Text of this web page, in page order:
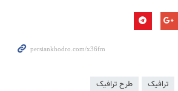
ترافیک طرح ترافیک